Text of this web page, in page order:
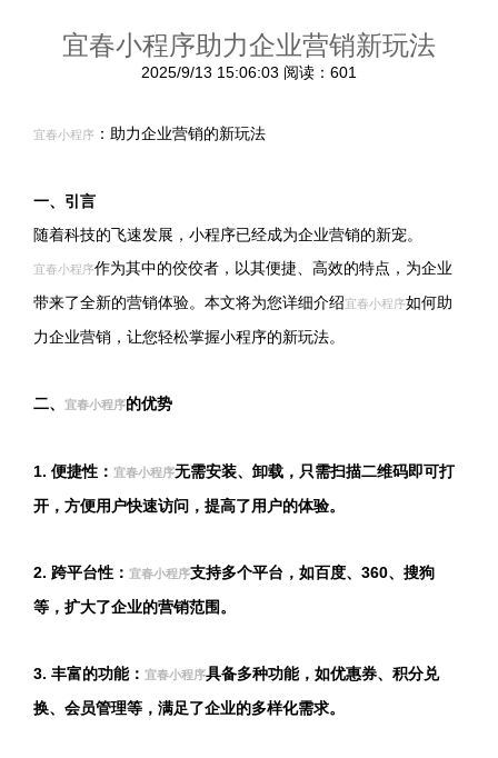
宜春小程序助力企业营销新玩法
2025/9/13 15:06:03 阅读：601
宜春小程序 ：助力企业营销的新玩法
一、引言
随着科技的飞速发展，小程序已经成为企业营销的新宠。
宜春小程序作为其中的佼佼者，以其便捷、高效的特点，为企业
带来了全新的营销体验。本文将为您详细介绍宜春小程序如何助
力企业营销，让您轻松掌握小程序的新玩法。
二、 宜春小程序的优势
1. 便捷性： 宜春小程序无需安装、卸载，只需扫描二维码即可打
开，方便用户快速访问，提高了用户的体验。
2. 跨平台性： 宜春小程序支持多个平台，如百度、360、搜狗
等，扩大了企业的营销范围。
3. 丰富的功能： 宜春小程序具备多种功能，如优惠券、积分兑
换、会员管理等，满足了企业的多样化需求。